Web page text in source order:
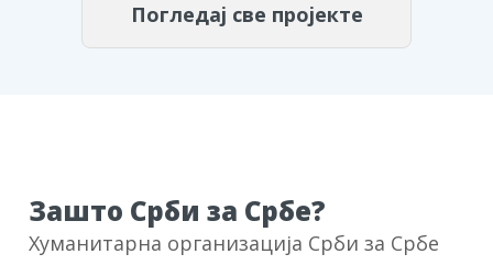
Погледај све пројекте
Зашто Срби за Србе?
Хуманитарна организација Срби за Србе